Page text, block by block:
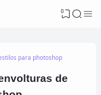
0
para photoshop
de